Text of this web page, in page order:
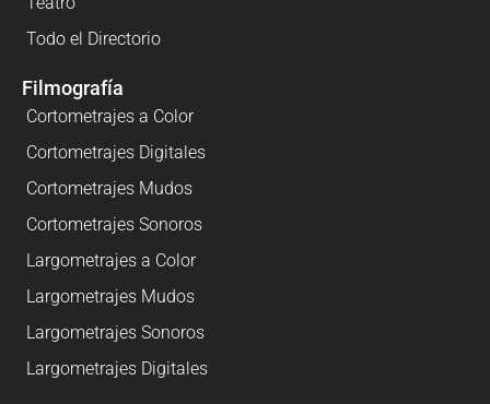
Todo el Directorio
Filmografía
Cortometrajes a Color
Cortometrajes Digitales
Cortometrajes Mudos
Cortometrajes Sonoros
Largometrajes a Color
Largometrajes Mudos
Largometrajes Sonoros
Largometrajes Digitales